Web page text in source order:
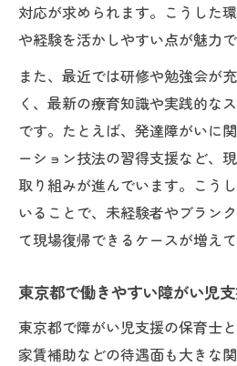
対応が求められます。こうした
や経験を活かしやすい点が魅力で
また、最近では研修や勉強会が
く、最新の療育知識や実践的な
です。たとえば、発達障がいに
ーション技法の習得支援など、
取り組みが進んでいます。こう
いることで、未経験者やブラン
て現場復帰できるケースが増えて
東京都で働きやすい障がい児
東京都で障がい児支援の保育士
家賃補助などの待遇面も大きな